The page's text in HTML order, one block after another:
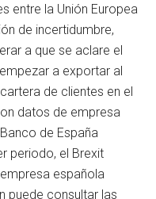
entre la Unión Europea
de incertidumbre,
a que se aclare el
a exportar al
de clientes en el
datos de empresa
de España
periodo, el Brexit
española
puede consultar las